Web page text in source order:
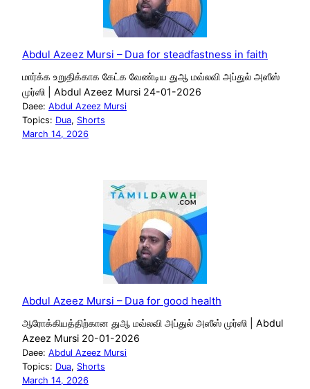
Abdul Azeez Mursi – Dua for steadfastness in faith
மார்க்க உறுதிக்காக கேட்க வேண்டிய துஆ மவ்லவி அப்துல் அஸீஸ்
முர்ஸி | Abdul Azeez Mursi 24-01-2026
Daee: Abdul Azeez Mursi
Topics: Dua, Shorts
March 14, 2026
Abdul Azeez Mursi – Dua for good health
ஆரோக்கியத்திற்கான துஆ மவ்லவி அப்துல் அஸீஸ் முர்ஸி | Abdul
Azeez Mursi 20-01-2026
Daee: Abdul Azeez Mursi
Topics: Dua, Shorts
March 14, 2026